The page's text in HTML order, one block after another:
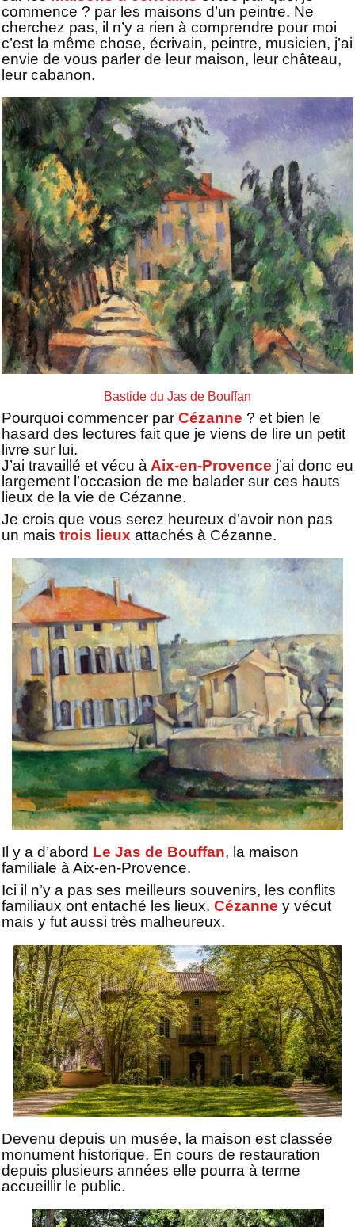
commence ? par les maisons d’un peintre. Ne
cherchez pas, il n’y a rien à comprendre pour moi
c’est la même chose, écrivain, peintre, musicien, j’ai
envie de vous parler de leur maison, leur château,
leur cabanon.
Bastide du Jas de Bouffan
Pourquoi commencer par Cézanne ? et bien le
hasard des lectures fait que je viens de lire un petit
livre sur lui.
J’ai travaillé et vécu à Aix-en-Provence j’ai donc eu
largement l’occasion de me balader sur ces hauts
lieux de la vie de Cézanne.
Je crois que vous serez heureux d’avoir non pas
un mais trois lieux attachés à Cézanne.
Il y a d’abord Le Jas de Bouffan, la maison
familiale à Aix-en-Provence.
Ici il n’y a pas ses meilleurs souvenirs, les conflits
familiaux ont entaché les lieux. Cézanne y vécut
mais y fut aussi très malheureux.
Devenu depuis un musée, la maison est classée
monument historique. En cours de restauration
depuis plusieurs années elle pourra à terme
accueillir le public.